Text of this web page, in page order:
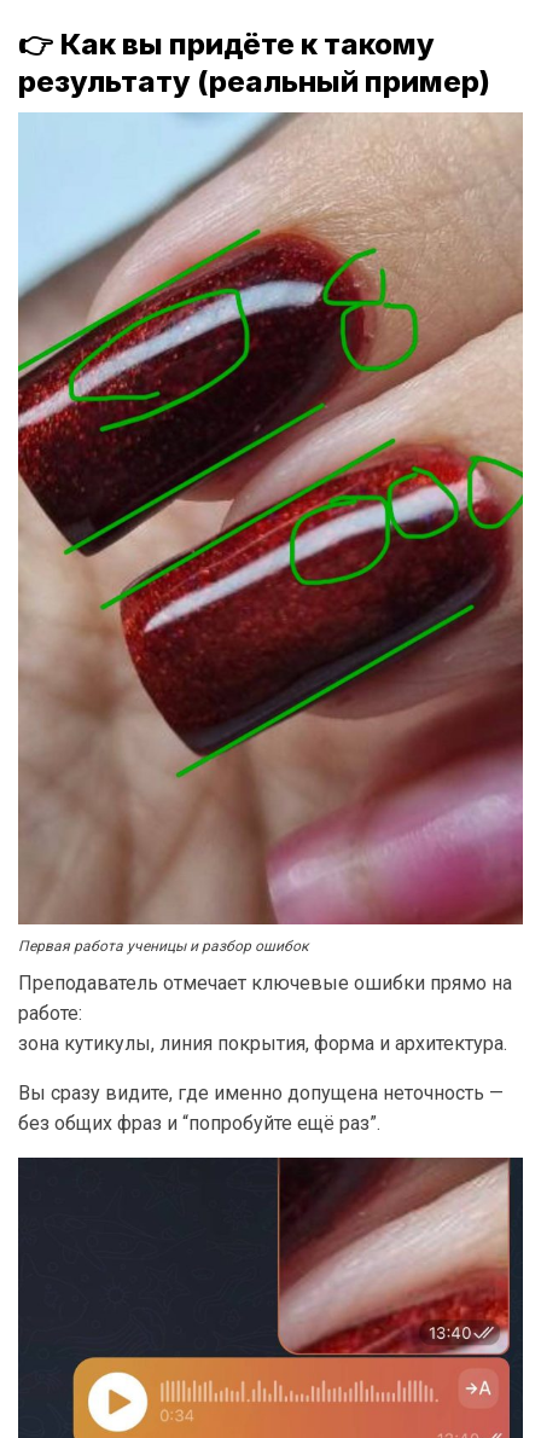
👉 Как вы придёте к такому
результату (реальный пример)
Первая работа ученицы и разбор ошибок
Преподаватель отмечает ключевые ошибки прямо на
работе:
зона кутикулы, линия покрытия, форма и архитектура.
Вы сразу видите, где именно допущена неточность —
без общих фраз и “попробуйте ещё раз”.